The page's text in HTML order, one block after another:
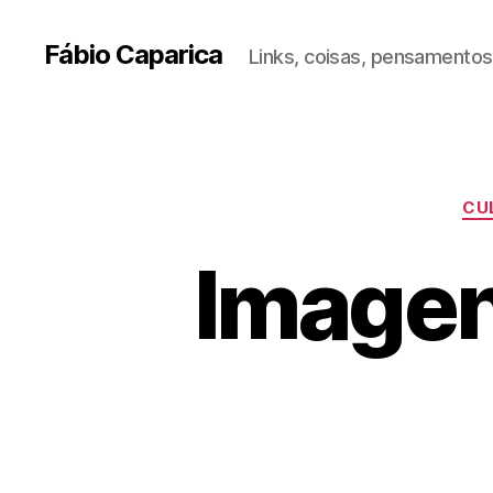
Fábio Caparica Links, coisas,